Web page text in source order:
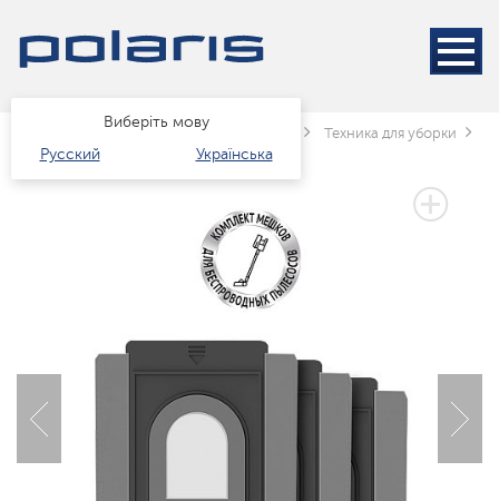
Виберіть мову
Русский
Українська
Каталог Техніка для дому Техника для уборки